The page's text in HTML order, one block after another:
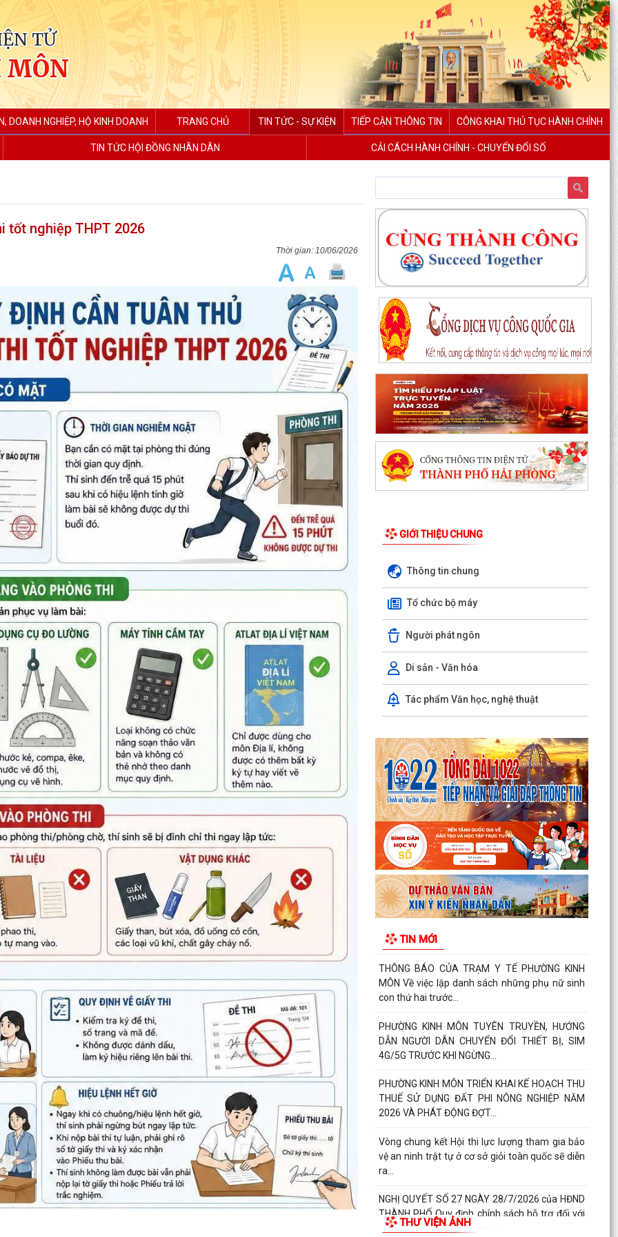
TỬ
MÔN
DOANH NGHIỆP, HỘ KINH DOANH TRANG CHỦ TIN TỨC - SỰ KIỆN TIẾP CẬN THÔNG TIN CÔNG KHAI THỦ TỤC HÀNH CHÍNH
TIN TỨC HỘI ĐỒNG NHÂN DÂN CẢI CÁCH HÀNH CHÍNH - CHUYỂN ĐỔI SỐ
tốt nghiệp THPT 2026
10/06/2026
GIỚI THIỆU CHUNG
Thông tin chung
Tổ chức bộ máy
Người phát ngôn
Di sản - Văn hóa
Tác phẩm Văn học, nghệ thuật
TIN MỚI
KINH MÔN: SÔI NỔI CHƯƠNG TRÌNH ENGLISH
FESTIVAL 2026
giải phóng mặt bằng các dự án
Khai mạc Chung kết Hội thi lực lượng tham gia
bảo vệ ANTT ở cơ sở giỏi toàn quốc lần thứ
Thông báo Chung kết Hội thi lực lượng tham gia
bảo vệ an ninh, trật tự ở cơ sở giỏi toàn quốc
(lần...
chính theo cơ chế một cửa, một cửa liên thông
hành chính trên môi trường điện tử
Triển khai nộp thuế sử dụng đất phi nông nghiệp
qua ứng dụng eTax Mobile
Hướng dẫn cài đặt và sử dụng, nộp thuế qua
dụng ứng dụng eTax Mobile
HẢI PHÒNG THU PHÍ 0 ĐỒNG ĐỐI VỚI 4 LỆ PHÍ VÀ
7 LOẠI PHÍ KHI THỰC HIỆN THỦ TỤC HÀNH
CHÍNH TRỰC TUYẾN
Thông báo về việc niêm yết công khai kết quả
20/4/2026...
THÔNG BÁO CỦA TRẠM Y TẾ PHƯỜNG KINH
MÔN Về việc lập danh sách những phụ nữ sinh
con thứ hai trước...
PHƯỜNG KINH MÔN TUYÊN TRUYỀN, HƯỚNG
DẪN NGƯỜI DÂN CHUYỂN ĐỔI THIẾT BỊ, SIM
4G/5G TRƯỚC KHI NGỪNG...
PHƯỜNG KINH MÔN TRIỂN KHAI KẾ HOẠCH THU
THUẾ SỬ DỤNG ĐẤT PHI NÔNG NGHIỆP NĂM
2026 VÀ PHÁT ĐỘNG ĐỢT...
Vòng chung kết Hội thi lực lượng tham gia bảo
vệ an ninh trật tự ở cơ sở giỏi toàn quốc sẽ diễn
ra...
NGHỊ QUYẾT SỐ 27 NGÀY 28/7/2026 của HĐND
THÀNH PHỐ Quy định chính sách hỗ trợ đối với
người hoạt...
THƯ VIỆN ẢNH